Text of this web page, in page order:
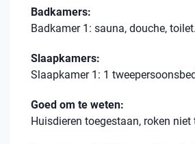
Badkamers:
Badkamer 1: sauna, douche,
Slaapkamers:
Slaapkamer 1: 1
Goed om te weten:
Huisdieren toegestaan, roken niet